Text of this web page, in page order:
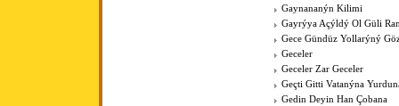
Gaynananýn Kilimi
Gayrýya Açýldý Ol Güli
Gece Gündüz Yollarýný
Geceler
Geceler Zar Geceler
Geçti Gitti Vatanýna
Gedin Deyin Han Çobana